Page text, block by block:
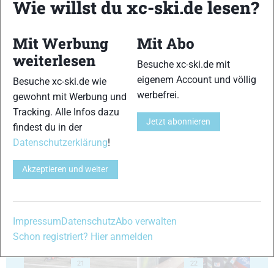
17
21 22
Wie willst du xc-ski.de lesen?
Mit Werbung
weiterlesen
Besuche xc-ski.de wie
gewohnt mit Werbung und
Tracking. Alle Infos dazu
findest du in der
Datenschutzerklärung!
Akzeptieren und weiter
Mit Abo
Besuche xc-ski.de mit
eigenem Account und völlig
werbefrei.
Jetzt abonnieren
ImpressumDatenschutzAbo verwalten
Schon registriert? Hier anmelden